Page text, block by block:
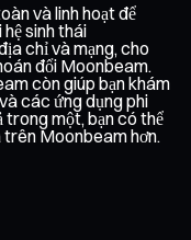
và linh hoạt để
sinh thái
chỉ và mạng, cho
đổi Moonbeam.
còn giúp bạn khám
các ứng dụng phi
trong một, bạn có thể
trên Moonbeam hơn.